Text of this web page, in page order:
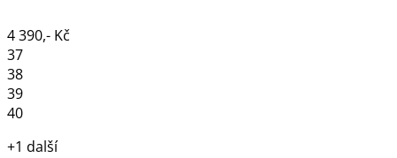
4 390,- Kč
37
38
39
40
+1 další